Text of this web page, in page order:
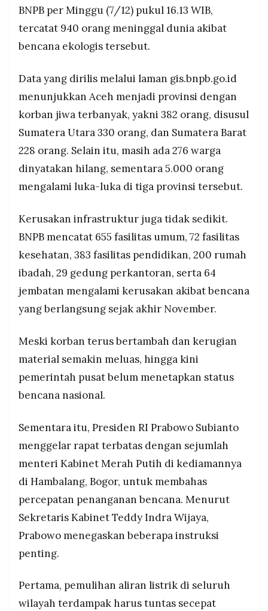
PT.
MEDIA
©
-
PT.
MEDIA
PRAMUDITA
sangat besar dan terus meluas.
Presiden Prabowo memerintahkan percepatan
pemulihan, mulai dari penyalaan listrik,
pembukaan akses jalan dan jembatan darurat,
seluruh wilayah terdampak.
BNPB per Minggu (7/12) pukul 16.13 WIB,
tercatat 940 orang meninggal dunia akibat
bencana ekologis tersebut.
Data yang dirilis melalui laman gis.bnpb.go.id
menunjukkan Aceh menjadi provinsi dengan
korban jiwa terbanyak, yakni 382 orang, disusul
Sumatera Utara 330 orang, dan Sumatera Barat
228 orang. Selain itu, masih ada 276 warga
dinyatakan hilang, sementara 5.000 orang
mengalami luka-luka di tiga provinsi tersebut.
Kerusakan infrastruktur juga tidak sedikit.
BNPB mencatat 655 fasilitas umum, 72 fasilitas
kesehatan, 383 fasilitas pendidikan, 200 rumah
ibadah, 29 gedung perkantoran, serta 64
jembatan mengalami kerusakan akibat bencana
yang berlangsung sejak akhir November.
Meski korban terus bertambah dan kerugian
material semakin meluas, hingga kini
pemerintah pusat belum menetapkan status
bencana nasional.
Sementara itu, Presiden RI Prabowo Subianto
menggelar rapat terbatas dengan sejumlah
menteri Kabinet Merah Putih di kediamannya
di Hambalang, Bogor, untuk membahas
percepatan penanganan bencana. Menurut
Sekretaris Kabinet Teddy Indra Wijaya,
Prabowo menegaskan beberapa instruksi
penting.
Pertama, pemulihan aliran listrik di seluruh
wilayah terdampak harus tuntas secepat